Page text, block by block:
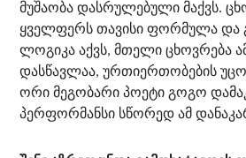
მუშაობა დასრულებული მაქვს.
ყველფერს თავისი ფორმულა და
ლოგიკა აქვს, მთელი ცხოვრება ამ
დასწავლაა, ურთიერთობების
ორი მეგობარი პოეტი გოგო
პერფორმანსი სწორედ ამ